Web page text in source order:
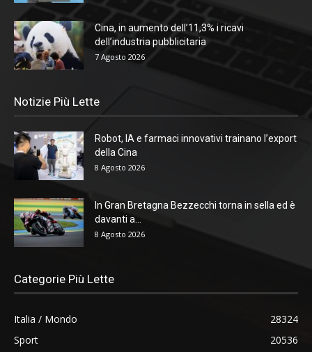
Cina, in aumento dell’11,3% i ricavi
dell’industria pubblicitaria
7 Agosto 2026
Notizie Più Lette
Robot, IA e farmaci innovativi trainano l’export
della Cina
8 Agosto 2026
In Gran Bretagna Bezzecchi torna in sella ed è
davanti a...
8 Agosto 2026
Categorie Più Lette
Italia / Mondo
28324
Sport
20536